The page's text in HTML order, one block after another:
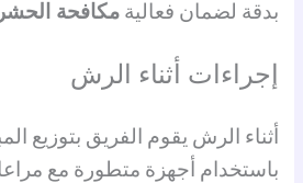
بدقة لضمان فعاليةمكافحة
إجراءات أثناء الرش
أثناء الرش يقوم الفريق بتوزيع
باستخدام أجهزة متطورة مع